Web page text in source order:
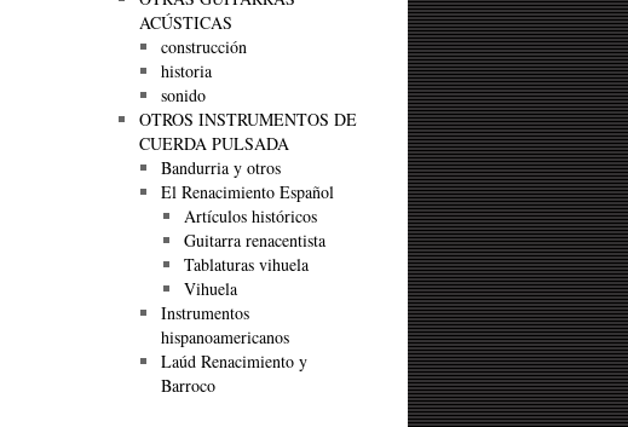
ACÚSTICAS
construcción
historia
sonido
OTROS INSTRUMENTOS DE
CUERDA PULSADA
Bandurria y otros
El Renacimiento Español
Artículos históricos
Guitarra renacentista
Tablaturas vihuela
Vihuela
Instrumentos
hispanoamericanos
Laúd Renacimiento y
Barroco